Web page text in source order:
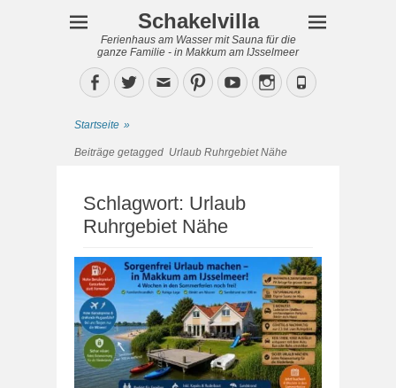
Schakelvilla
Ferienhaus am Wasser mit Sauna für die
ganze Familie - in Makkum am IJsselmeer
Facebook
TwitterEmailPinterestYouTubeInstagram
Phone
Startseite »
Beiträge getagged Urlaub Ruhrgebiet Nähe
Schlagwort: Urlaub
Ruhrgebiet Nähe